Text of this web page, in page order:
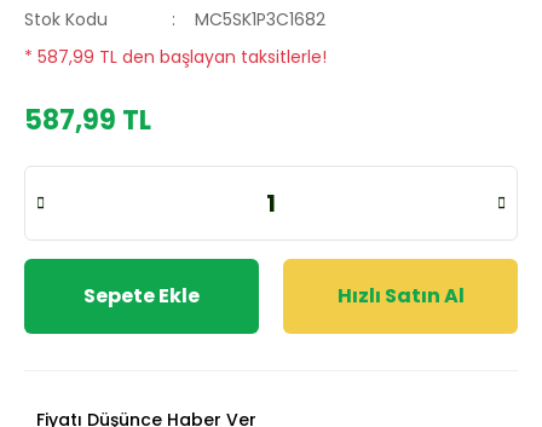
Stok Kodu
MC5SK1P3C1682
* 587,99 TL den başlayan taksitlerle!
587,99 TL
Sepete Ekle Hızlı Satın Al
Fiyatı Düşünce Haber Ver